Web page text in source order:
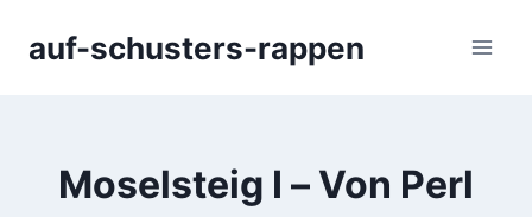
Inhaltauf-schusters-rappen
Moselsteig I – Von Perl